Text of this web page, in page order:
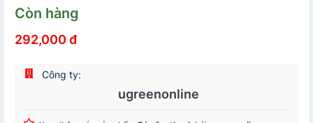
Còn hàng
292,000 đ
Công ty:
ugreenonline